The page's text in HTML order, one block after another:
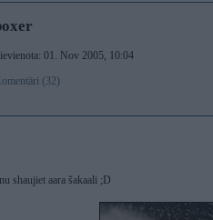
01. Nov 2005, 10:04
(32)
shaujiet aara šakaali ;D